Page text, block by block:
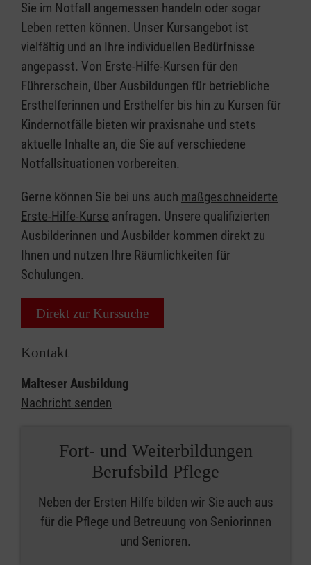
Sie im Notfall angemessen handeln oder sogar
Leben retten können. Unser Kursangebot ist
vielfältig und an Ihre individuellen Bedürfnisse
angepasst. Von Erste-Hilfe-Kursen für den
Führerschein, über Ausbildungen für betriebliche
Ersthelferinnen und Ersthelfer bis hin zu Kursen für
Kindernotfälle bieten wir praxisnahe und stets
aktuelle Inhalte an, die Sie auf verschiedene
Notfallsituationen vorbereiten.
Gerne können Sie bei uns auch maßgeschneiderte
Erste-Hilfe-Kurse anfragen. Unsere qualifizierten
Ausbilderinnen und Ausbilder kommen direkt zu
Ihnen und nutzen Ihre Räumlichkeiten für
Schulungen.
Direkt zur Kurssuche
Kontakt
Malteser Ausbildung
Nachricht senden
Fort- und Weiterbildungen
Berufsbild Pflege
Neben der Ersten Hilfe bilden wir Sie auch aus
für die Pflege und Betreuung von Seniorinnen
und Senioren.